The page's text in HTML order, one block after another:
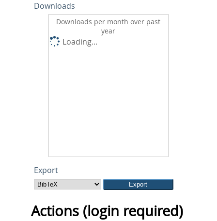
Downloads
Downloads per month over past
year
Loading...
Export
Actions (login required)